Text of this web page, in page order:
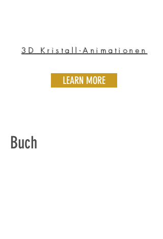
3D Kristall-Animationen
LEARN MORE
Buch